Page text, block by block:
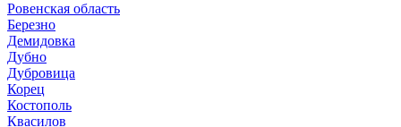
Ровенская область
Березно
Демидовка
Дубно
Дубровица
Корец
Костополь
Квасилов